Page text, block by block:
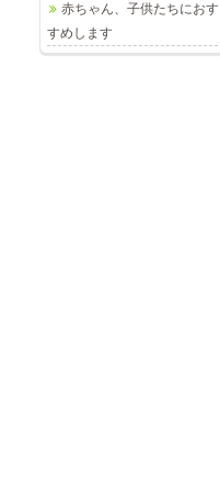
赤ちゃん、子供たちにおす
すめします